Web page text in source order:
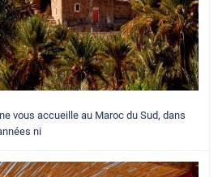
vous accueille au Maroc du Sud, dans
ni